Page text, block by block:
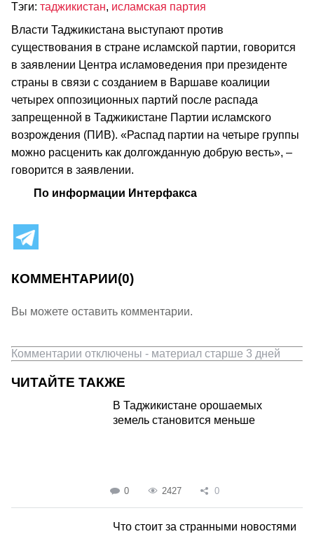
Тэги: таджикистан, исламская партия
Власти Таджикистана выступают против
существования в стране исламской партии, говорится
в заявлении Центра исламоведения при президенте
страны в связи с созданием в Варшаве коалиции
четырех оппозиционных партий после распада
запрещенной в Таджикистане Партии исламского
возрождения (ПИВ). «Распад партии на четыре группы
можно расценить как долгожданную добрую весть», –
говорится в заявлении.
По информации Интерфакса
КОММЕНТАРИИ(0)
Вы можете оставить комментарии.
Комментарии отключены - материал старше 3 дней
ЧИТАЙТЕ ТАКЖЕ
В Таджикистане орошаемых
земель становится меньше
0 2427 0
Что стоит за странными новостями